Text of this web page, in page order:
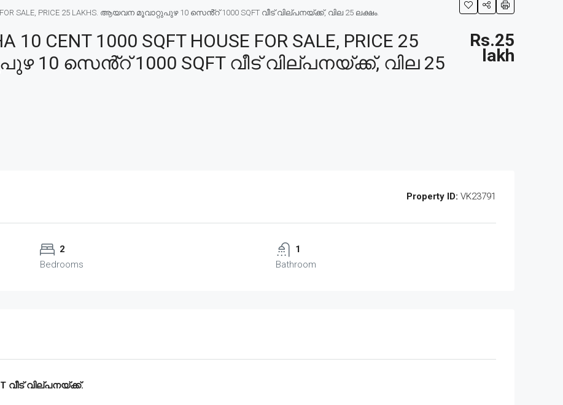
FOR SALE, PRICE 25 LAKHS. ആയവന മൂവാറ്റുപുഴ 10 സെൻ്റ് 1000 SQFT വീട് വില്പനയ്ക്ക്, വില 25 ലക്ഷം.
10 CENT 1000 SQFT HOUSE FOR SALE, PRICE 25
10 സെൻ്റ് 1000 SQFT വീട് വില്പനയ്ക്ക്, വില 25
Rs.25
lakh
Property ID: VK23791
2
Bedrooms
1
Bathroom
വീട് വില്പനയ്ക്ക്.